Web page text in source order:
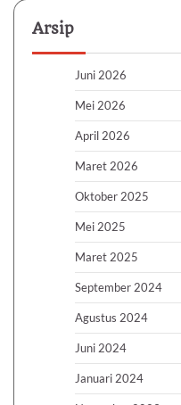
Arsip
Juni 2026
Mei 2026
April 2026
Maret 2026
Oktober 2025
Mei 2025
Maret 2025
September 2024
Agustus 2024
Juni 2024
Januari 2024